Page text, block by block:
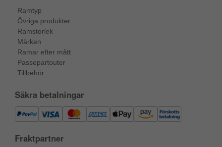
Ramtyp
Övriga produkter
Ramstorlek
Märken
Ramar efter mått
Passepartouter
Tillbehör
Säkra betalningar
Fraktpartner